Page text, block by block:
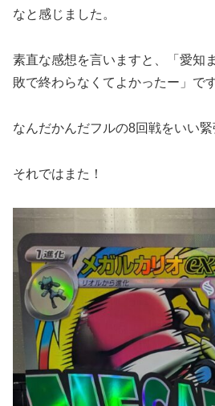
なと感じました。
素直な感想を言いますと、「愛知
敗で終わらなくてよかったー」です
なんだかんだフルの8回戦をいい緊
それではまた！